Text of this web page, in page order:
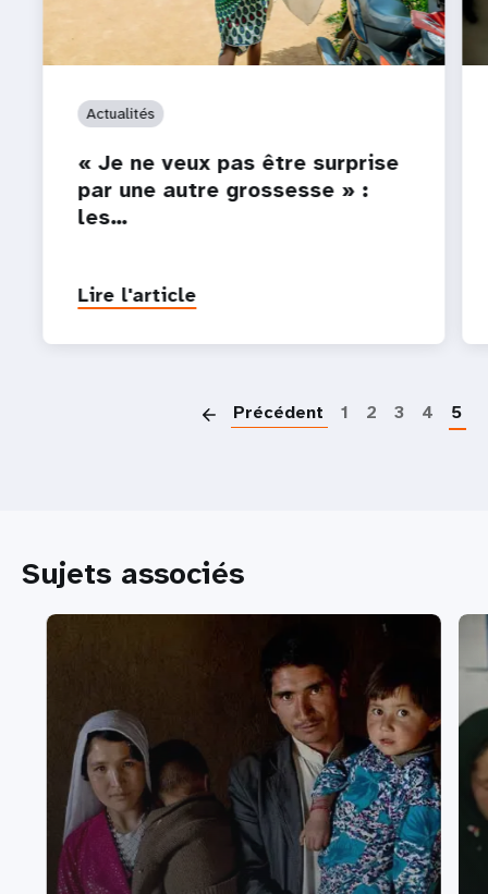
Actualités
« Je ne veux pas être surprise
par une autre grossesse » :
les…
Lire l'article
Précédent 1 2 3 4 5
Sujets associés